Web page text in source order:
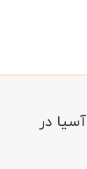
۱۶ سال قهرمانی آسیا در